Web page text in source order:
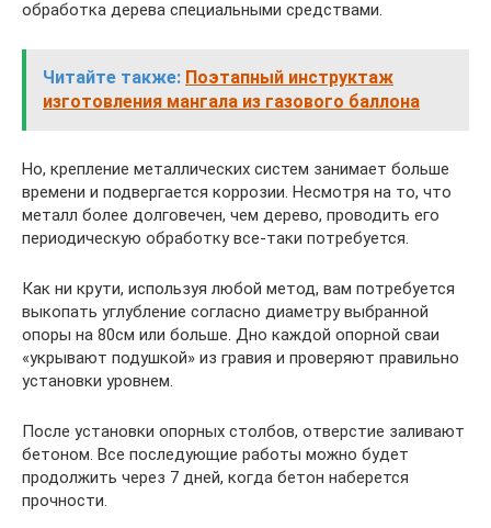
обработка дерева специальными средствами.
Читайте также: Поэтапный инструктаж
изготовления мангала из газового баллона
Но, крепление металлических систем занимает больше
времени и подвергается коррозии. Несмотря на то, что
металл более долговечен, чем дерево, проводить его
периодическую обработку все-таки потребуется.
Как ни крути, используя любой метод, вам потребуется
выкопать углубление согласно диаметру выбранной
опоры на 80см или больше. Дно каждой опорной сваи
«укрывают подушкой» из гравия и проверяют правильно
установки уровнем.
После установки опорных столбов, отверстие заливают
бетоном. Все последующие работы можно будет
продолжить через 7 дней, когда бетон наберется
прочности.